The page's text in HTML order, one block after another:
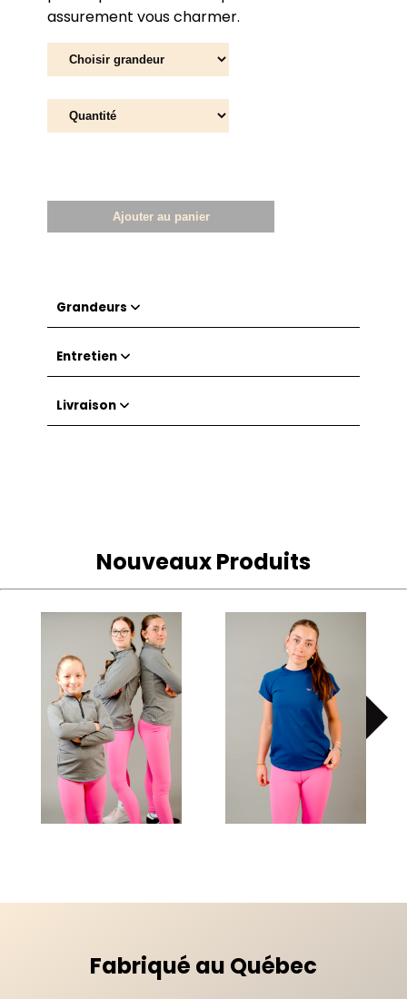
assurement vous charmer.
Ajouter au panier
Grandeurs
Entretien
Livraison
Nouveaux Produits
Fabriqué au Québec